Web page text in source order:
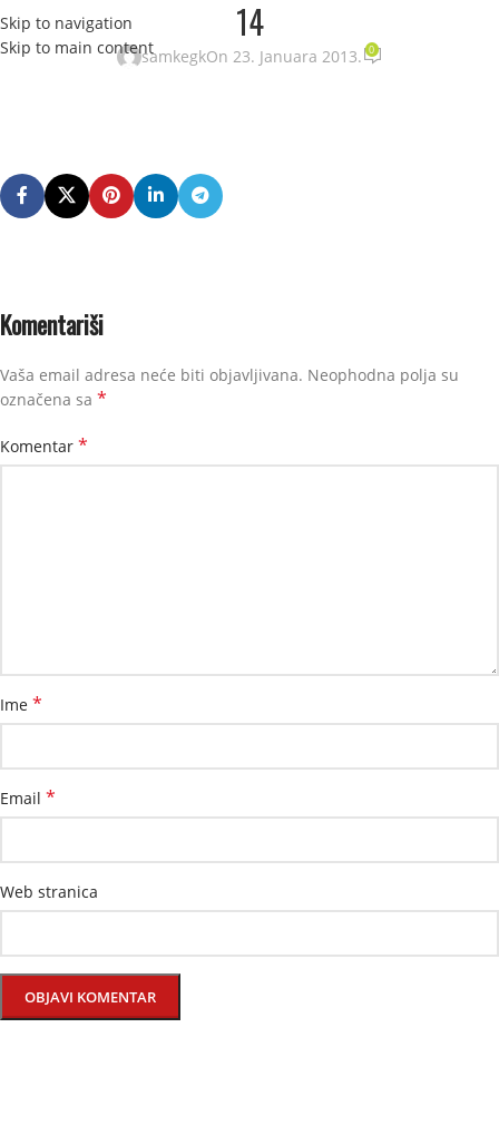
Skip to navigation
Skip to main content
14
samkegkOn 23. Januara 2013. 0
Komentariši
Vaša email adresa neće biti objavljivana. Neophodna polja su
označena sa *
Komentar *
Ime *
Email *
Web stranica